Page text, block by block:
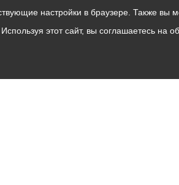
настройки в браузере. Также
этот сайт, вы соглашаетесь на